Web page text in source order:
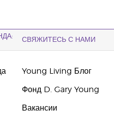
СВЯЖИТЕСЬ С НАМИ
Young Living Блог
Фонд D. Gary Young
Вакансии